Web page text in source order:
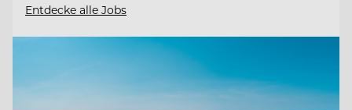
Entdecke alle Jobs